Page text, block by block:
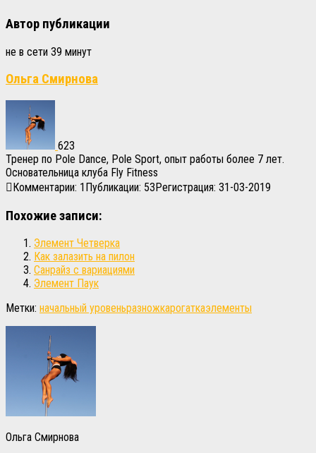
Автор публикации
не в сети 39 минут
Ольга Смирнова
623
Тренер по Pole Dance, Pole Sport, опыт работы более 7 лет.
Основательница клуба Fly Fitness
Комментарии: 1Публикации: 53Регистрация: 31-03-2019
Похожие записи:
Элемент Четверка
Как залазить на пилон
Санрайз с вариациями
Элемент Паук
Метки: начальный уровеньразножкарогаткаэлементы
Ольга Смирнова